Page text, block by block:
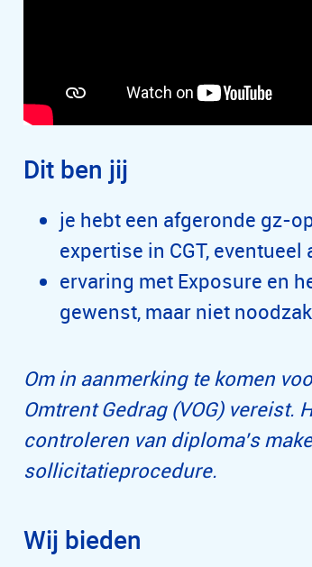
Dit ben jij
je hebt een afgeronde gz-
expertise in CGT,
ervaring met Exposure en
gewenst, maar niet
Om in aanmerking te komen
Omtrent Gedrag (VOG) vereist.
controleren van diploma’s
sollicitatieprocedure.
Wij bieden